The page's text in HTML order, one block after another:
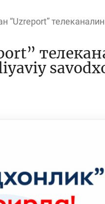
“Uzreport”